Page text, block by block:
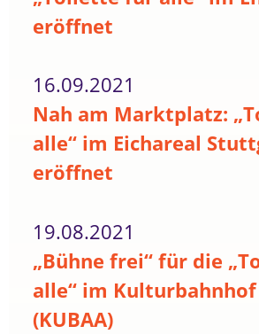
eröffnet
16.09.2021
Nah am Marktplatz:
alle“ im Eichareal
eröffnet
19.08.2021
„Bühne frei“ für die
alle“ im
(KUBAA)